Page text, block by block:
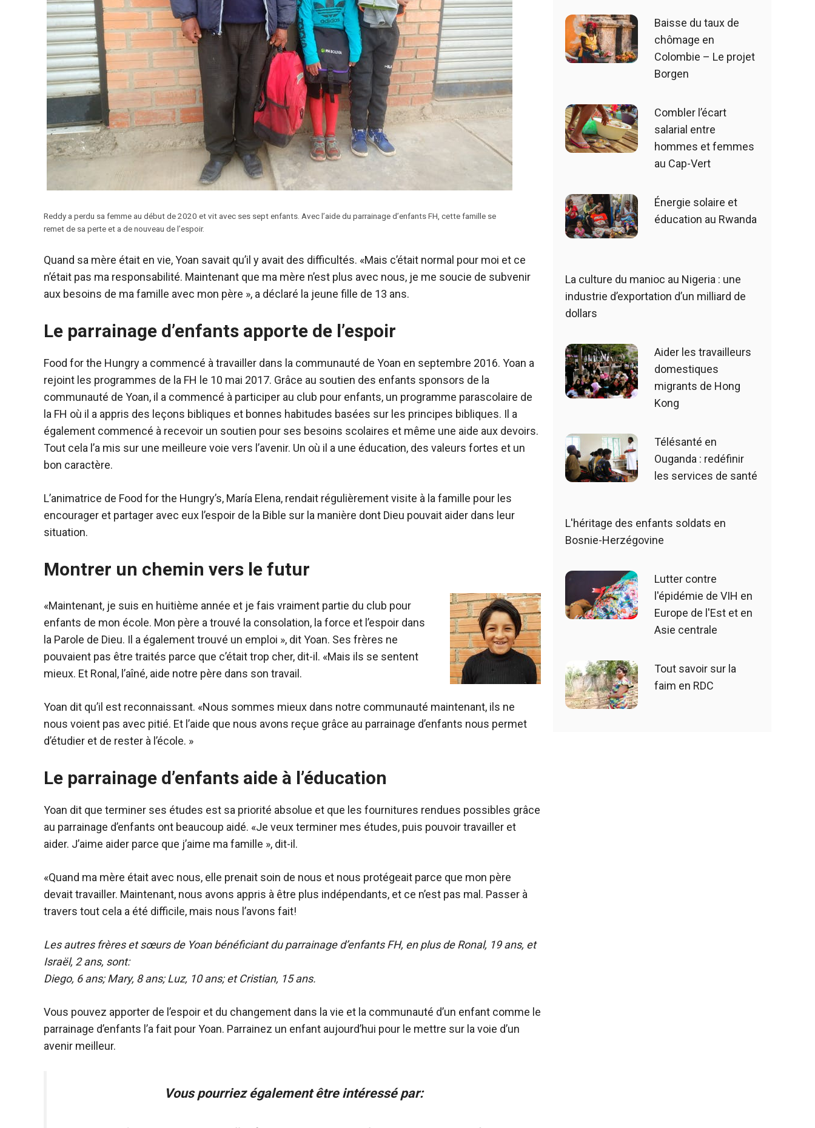
Reddy a perdu sa femme au début de 2020 et vit avec ses sept enfants. Avec l’aide du parrainage d’enfants FH, cette famille se
remet de sa perte et a de nouveau de l’espoir.
Quand sa mère était en vie, Yoan savait qu’il y avait des difficultés. «Mais c’était normal pour moi et ce
n’était pas ma responsabilité. Maintenant que ma mère n’est plus avec nous, je me soucie de subvenir
aux besoins de ma famille avec mon père », a déclaré la jeune fille de 13 ans.
Le parrainage d’enfants apporte de l’espoir
Food for the Hungry a commencé à travailler dans la communauté de Yoan en septembre 2016. Yoan a
rejoint les programmes de la FH le 10 mai 2017. Grâce au soutien des enfants sponsors de la
communauté de Yoan, il a commencé à participer au club pour enfants, un programme parascolaire de
la FH où il a appris des leçons bibliques et bonnes habitudes basées sur les principes bibliques. Il a
également commencé à recevoir un soutien pour ses besoins scolaires et même une aide aux devoirs.
Tout cela l’a mis sur une meilleure voie vers l’avenir. Un où il a une éducation, des valeurs fortes et un
bon caractère.
L’animatrice de Food for the Hungry’s, María Elena, rendait régulièrement visite à la famille pour les
encourager et partager avec eux l’espoir de la Bible sur la manière dont Dieu pouvait aider dans leur
situation.
Montrer un chemin vers le futur
«Maintenant, je suis en huitième année et je fais vraiment partie du club pour
enfants de mon école. Mon père a trouvé la consolation, la force et l’espoir dans
la Parole de Dieu. Il a également trouvé un emploi », dit Yoan. Ses frères ne
pouvaient pas être traités parce que c’était trop cher, dit-il. «Mais ils se sentent
mieux. Et Ronal, l’aîné, aide notre père dans son travail.
Yoan dit qu’il est reconnaissant. «Nous sommes mieux dans notre communauté maintenant, ils ne
nous voient pas avec pitié. Et l’aide que nous avons reçue grâce au parrainage d’enfants nous permet
d’étudier et de rester à l’école. »
Le parrainage d’enfants aide à l’éducation
Yoan dit que terminer ses études est sa priorité absolue et que les fournitures rendues possibles grâce
au parrainage d’enfants ont beaucoup aidé. «Je veux terminer mes études, puis pouvoir travailler et
aider. J’aime aider parce que j’aime ma famille », dit-il.
«Quand ma mère était avec nous, elle prenait soin de nous et nous protégeait parce que mon père
devait travailler. Maintenant, nous avons appris à être plus indépendants, et ce n’est pas mal. Passer à
travers tout cela a été difficile, mais nous l’avons fait!
Les autres frères et sœurs de Yoan bénéficiant du parrainage d’enfants FH, en plus de Ronal, 19 ans, et
Israël, 2 ans, sont:
Diego, 6 ans; Mary, 8 ans; Luz, 10 ans; et Cristian, 15 ans.
Vous pouvez apporter de l’espoir et du changement dans la vie et la communauté d’un enfant comme le
parrainage d’enfants l’a fait pour Yoan. Parrainez un enfant aujourd’hui pour le mettre sur la voie d’un
avenir meilleur.
Vous pourriez également être intéressé par:
Baisse du taux de
chômage en
Colombie – Le projet
Borgen
Combler l’écart
salarial entre
hommes et femmes
au Cap-Vert
Énergie solaire et
éducation au Rwanda
La culture du manioc au Nigeria : une
industrie d’exportation d’un milliard de
dollars
Aider les travailleurs
domestiques
migrants de Hong
Kong
Télésanté en
Ouganda : redéfinir
les services de santé
L'héritage des enfants soldats en
Bosnie-Herzégovine
Lutter contre
l'épidémie de VIH en
Europe de l'Est et en
Asie centrale
Tout savoir sur la
faim en RDC